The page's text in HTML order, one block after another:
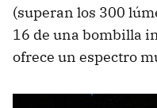
(superan los 300
16 de una bombilla
ofrece un espectro